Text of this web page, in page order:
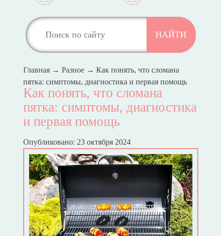
Главная→ Разное→ Как понять, что сломана
пятка: симптомы, диагностика и первая помощь
Как понять, что сломана
пятка: симптомы, диагностика
и первая помощь
Опубликовано: 23 октября 2024